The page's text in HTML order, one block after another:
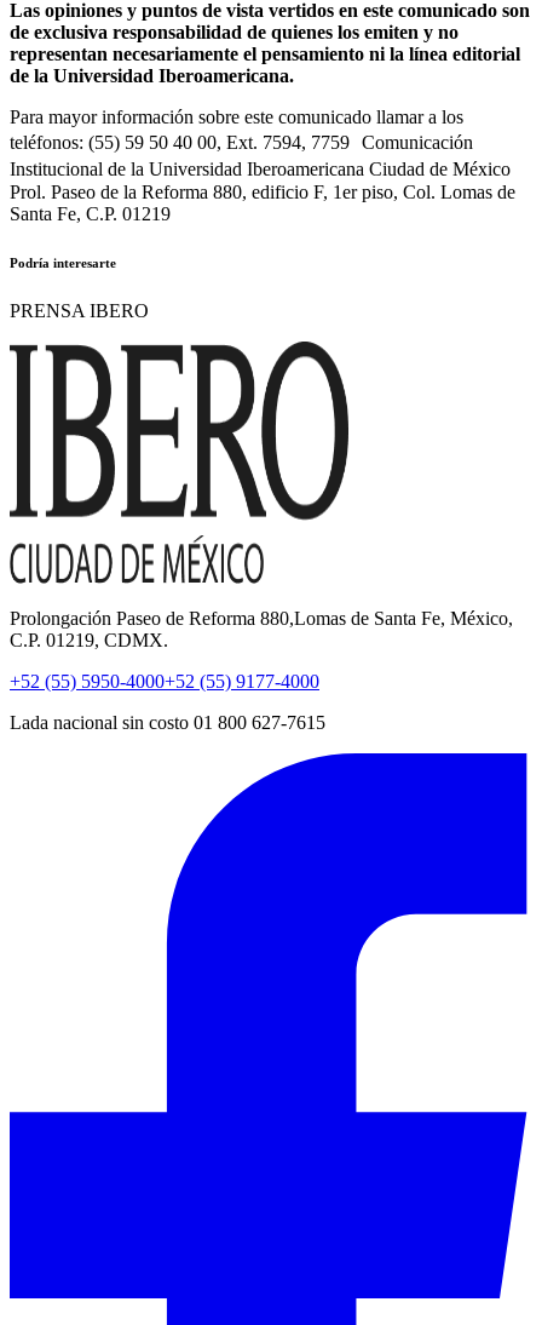
Las opiniones y puntos de vista vertidos en este comunicado son
de exclusiva responsabilidad de quienes los emiten y no
representan necesariamente el pensamiento ni la línea editorial
de la Universidad Iberoamericana.
Para mayor información sobre este comunicado llamar a los
teléfonos: (55) 59 50 40 00, Ext. 7594, 7759 Comunicación
Institucional de la Universidad Iberoamericana Ciudad de México
Prol. Paseo de la Reforma 880, edificio F, 1er piso, Col. Lomas de
Santa Fe, C.P. 01219
Podría interesarte
PRENSA IBERO
Prolongación Paseo de Reforma 880,Lomas de Santa Fe, México,
C.P. 01219, CDMX.
+52 (55) 5950-4000+52 (55) 9177-4000
Lada nacional sin costo 01 800 627-7615